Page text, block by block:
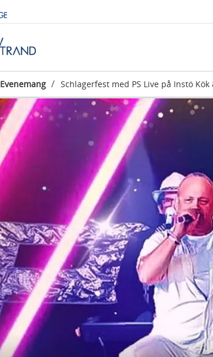
Evenemang / Schlagerfest med PS Live på Instö Kök